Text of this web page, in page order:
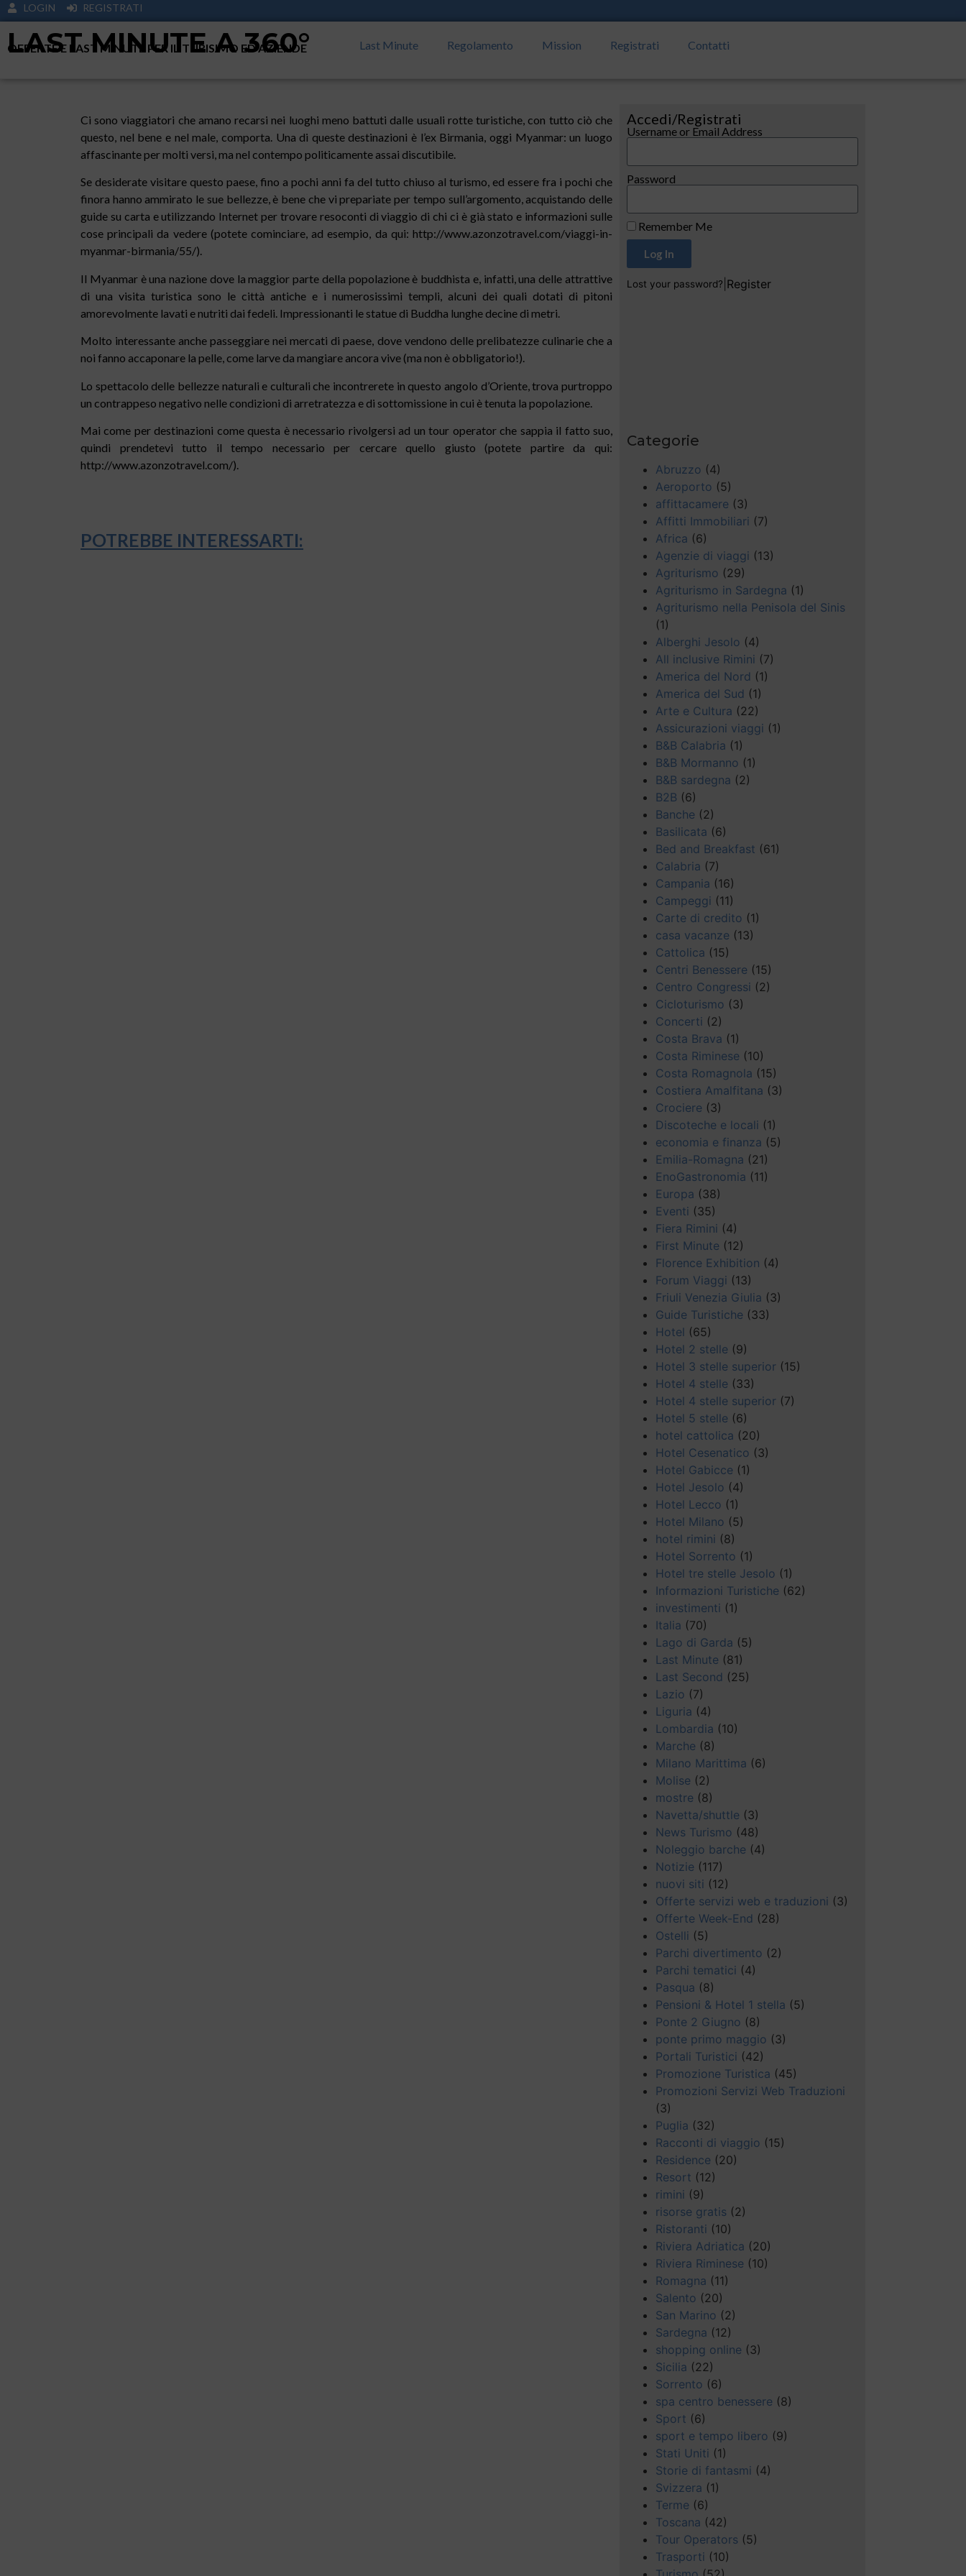
LOGIN REGISTRATI
LAST MINUTE A 360°
OFFERTE E LAST MINUTE PER IL TURISIMO ED AZIENDE Last Minute Regolamento Mission Registrati Contatti
Ci sono viaggiatori che amano recarsi nei luoghi meno battuti dalle usuali rotte turistiche, con tutto ciò che
questo, nel bene e nel male, comporta. Una di queste destinazioni è l’ex Birmania, oggi Myanmar: un luogo
affascinante per molti versi, ma nel contempo politicamente assai discutibile.
Se desiderate visitare questo paese, fino a pochi anni fa del tutto chiuso al turismo, ed essere fra i pochi che
finora hanno ammirato le sue bellezze, è bene che vi prepariate per tempo sull’argomento, acquistando delle
guide su carta e utilizzando Internet per trovare resoconti di viaggio di chi ci è già stato e informazioni sulle
cose principali da vedere (potete cominciare, ad esempio, da qui: http://www.azonzotravel.com/viaggi-in-
myanmar-birmania/55/).
Il Myanmar è una nazione dove la maggior parte della popolazione è buddhista e, infatti, una delle attrattive
di una visita turistica sono le città antiche e i numerosissimi templi, alcuni dei quali dotati di pitoni
amorevolmente lavati e nutriti dai fedeli. Impressionanti le statue di Buddha lunghe decine di metri.
Molto interessante anche passeggiare nei mercati di paese, dove vendono delle prelibatezze culinarie che a
noi fanno accaponare la pelle, come larve da mangiare ancora vive (ma non è obbligatorio!).
Lo spettacolo delle bellezze naturali e culturali che incontrerete in questo angolo d’Oriente, trova purtroppo
un contrappeso negativo nelle condizioni di arretratezza e di sottomissione in cui è tenuta la popolazione.
Mai come per destinazioni come questa è necessario rivolgersi ad un tour operator che sappia il fatto suo,
quindi prendetevi tutto il tempo necessario per cercare quello giusto (potete partire da qui:
http://www.azonzotravel.com/).
POTREBBE INTERESSARTI:
Accedi/Registrati
Username or Email Address
Password
Remember Me
Log In
Lost your password? Register
Categorie
Abruzzo (4)
Aeroporto (5)
affittacamere (3)
Affitti Immobiliari (7)
Africa (6)
Agenzie di viaggi (13)
Agriturismo (29)
Agriturismo in Sardegna (1)
Agriturismo nella Penisola del Sinis
(1)
Alberghi Jesolo (4)
All inclusive Rimini (7)
America del Nord (1)
America del Sud (1)
Arte e Cultura (22)
Assicurazioni viaggi (1)
B&B Calabria (1)
B&B Mormanno (1)
B&B sardegna (2)
B2B (6)
Banche (2)
Basilicata (6)
Bed and Breakfast (61)
Calabria (7)
Campania (16)
Campeggi (11)
Carte di credito (1)
casa vacanze (13)
Cattolica (15)
Centri Benessere (15)
Centro Congressi (2)
Cicloturismo (3)
Concerti (2)
Costa Brava (1)
Costa Riminese (10)
Costa Romagnola (15)
Costiera Amalfitana (3)
Crociere (3)
Discoteche e locali (1)
economia e finanza (5)
Emilia-Romagna (21)
EnoGastronomia (11)
Europa (38)
Eventi (35)
Fiera Rimini (4)
First Minute (12)
Florence Exhibition (4)
Forum Viaggi (13)
Friuli Venezia Giulia (3)
Guide Turistiche (33)
Hotel (65)
Hotel 2 stelle (9)
Hotel 3 stelle superior (15)
Hotel 4 stelle (33)
Hotel 4 stelle superior (7)
Hotel 5 stelle (6)
hotel cattolica (20)
Hotel Cesenatico (3)
Hotel Gabicce (1)
Hotel Jesolo (4)
Hotel Lecco (1)
Hotel Milano (5)
hotel rimini (8)
Hotel Sorrento (1)
Hotel tre stelle Jesolo (1)
Informazioni Turistiche (62)
investimenti (1)
Italia (70)
Lago di Garda (5)
Last Minute (81)
Last Second (25)
Lazio (7)
Liguria (4)
Lombardia (10)
Marche (8)
Milano Marittima (6)
Molise (2)
mostre (8)
Navetta/shuttle (3)
News Turismo (48)
Noleggio barche (4)
Notizie (117)
nuovi siti (12)
Offerte servizi web e traduzioni (3)
Offerte Week-End (28)
Ostelli (5)
Parchi divertimento (2)
Parchi tematici (4)
Pasqua (8)
Pensioni & Hotel 1 stella (5)
Ponte 2 Giugno (8)
ponte primo maggio (3)
Portali Turistici (42)
Promozione Turistica (45)
Promozioni Servizi Web Traduzioni
(3)
Puglia (32)
Racconti di viaggio (15)
Residence (20)
Resort (12)
rimini (9)
risorse gratis (2)
Ristoranti (10)
Riviera Adriatica (20)
Riviera Riminese (10)
Romagna (11)
Salento (20)
San Marino (2)
Sardegna (12)
shopping online (3)
Sicilia (22)
Sorrento (6)
spa centro benessere (8)
Sport (6)
sport e tempo libero (9)
Stati Uniti (1)
Storie di fantasmi (4)
Svizzera (1)
Terme (6)
Toscana (42)
Tour Operators (5)
Trasporti (10)